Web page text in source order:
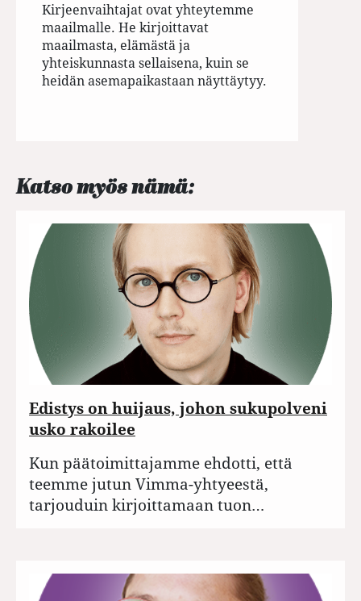
Kirjeenvaihtajat ovat yhteytemme
maailmalle. He kirjoittavat
maailmasta, elämästä ja
yhteiskunnasta sellaisena, kuin se
heidän asemapaikastaan näyttäytyy.
Katso myös nämä:
Edistys on huijaus, johon sukupolveni
usko rakoilee
Kun päätoimittajamme ehdotti, että
teemme jutun Vimma-yhtyeestä,
tarjouduin kirjoittamaan tuon…